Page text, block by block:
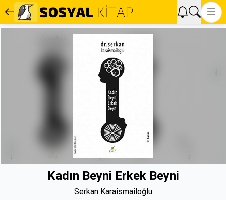
Kadın Beyni Erkek Beyni
Serkan Karaismailoğlu